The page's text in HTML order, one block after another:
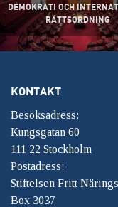
DEMOKRATI OCH
RÄTTSORDNING
KONTAKT
Besöksadress:
Kungsgatan 60
111 22 Stockholm
Postadress:
Stiftelsen Fritt
Box 3037